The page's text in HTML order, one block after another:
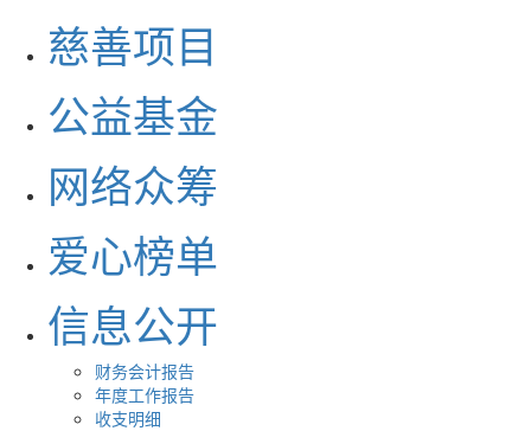
慈善项目
公益基金
网络众筹
爱心榜单
信息公开
财务会计报告
年度工作报告
收支明细